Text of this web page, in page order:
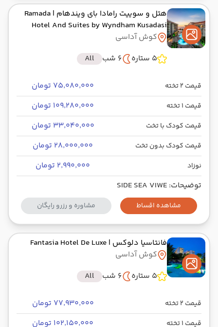
هتل و سوییت رامادا بای ویندهام | Ramada
Hotel And Suites by Wyndham Kusadasi
کوش آداسی
5 ستاره
6 شب All
قیمت 2 تخته ۷۵٬۰۸۰٬۰۰۰ تومان
قیمت 1 تخته ۱۰۹٬۲۸۰٬۰۰۰ تومان
قیمت کودک با تخت ۳۳٬۰۴۰٬۰۰۰ تومان
قیمت کودک بدون تخت ۲۸٬۰۰۰٬۰۰۰ تومان
نوزاد
۲٬۹۹۰٬۰۰۰ تومان
توضیحات: SIDE SEA VIWE
مشاهده اقساط مشاوره و رزرو رایگان
فانتاسیا دلوکس | Fantasia Hotel De Luxe
کوش آداسی
5 ستاره
6 شب All
قیمت 2 تخته ۷۷٬۹۳۰٬۰۰۰ تومان
قیمت 1 تخته ۱۰۲٬۱۵۰٬۰۰۰ تومان